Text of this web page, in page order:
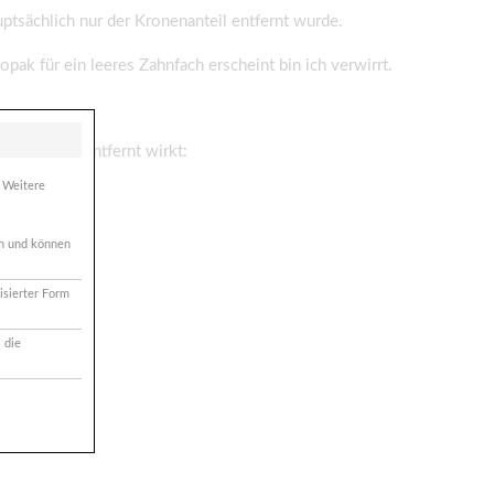
nur der Kronenanteil entfernt wurde.
für ein leeres Zahnfach erscheint bin ich verwirrt.
bereits entfernt wirkt:
Weitere
und können
Form
die